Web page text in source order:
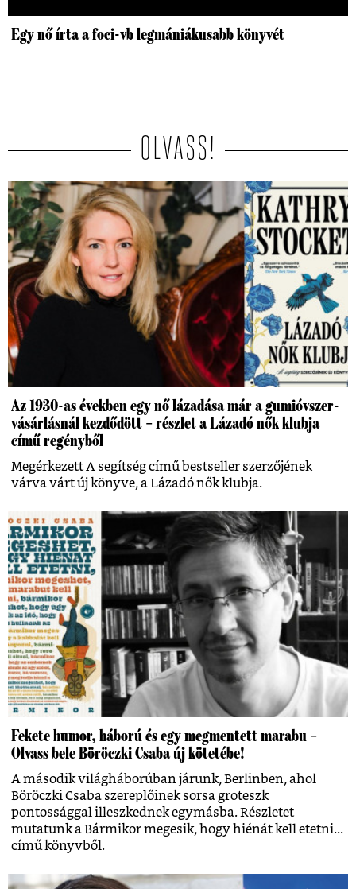
Egy nő írta a foci-vb legmániákusabb könyvét
OLVASS!
Az 1930-as években egy nő lázadása már a gumióvszer-
vásárlásnál kezdődött – részlet a Lázadó nők klubja
című regényből
Megérkezett A segítség című bestseller szerzőjének
várva várt új könyve, a Lázadó nők klubja.
Fekete humor, háború és egy megmentett marabu –
Olvass bele Böröczki Csaba új kötetébe!
A második világháborúban járunk, Berlinben, ahol
Böröczki Csaba szereplőinek sorsa groteszk
pontossággal illeszkednek egymásba. Részletet
mutatunk a Bármikor megesik, hogy hiénát kell etetni...
című könyvből.